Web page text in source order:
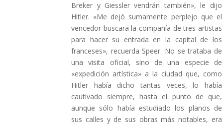
Breker y Giessler vendrán también», le dijo
Hitler. «Me dejó sumamente perplejo que el
vencedor buscara la compañía de tres artistas
para hacer su entrada en la capital de los
franceses», recuerda Speer. No se trataba de
una visita oficial, sino de una especie de
«expedición artística» a la ciudad que, como
Hitler había dicho tantas veces, lo había
cautivado siempre, hasta el punto de que,
aunque sólo había estudiado los planos de
sus calles y de sus obras más notables, era